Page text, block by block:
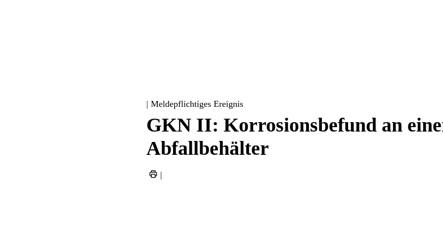
| Meldepflichtiges Ereignis
GKN II: Korrosionsbefund an
Abfallbehälter
|